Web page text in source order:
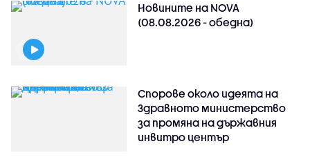
Новините на NOVA
(08.08.2026 - обедна)
Спорове около идеята на
Здравното министерство
за промяна на държавния
инвитро център